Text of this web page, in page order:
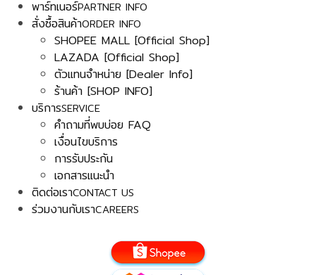
พาร์ทเนอร์PARTNER INFO
สั่งซื้อสินค้าORDER INFO
SHOPEE MALL [Official Shop]
LAZADA [Official Shop]
ตัวแทนจำหน่าย [Dealer Info]
ร้านค้า [SHOP INFO]
บริการSERVICE
คำถามที่พบบ่อย FAQ
เงื่อนไขบริการ
การรับประกัน
เอกสารแนะนำ
ติดต่อเราCONTACT US
ร่วมงานกับเราCAREERS